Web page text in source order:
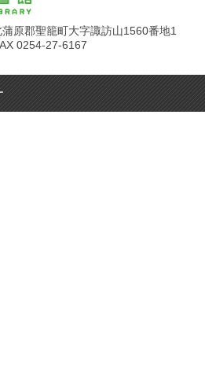
原郡聖籠町大字諏訪山1560番地1
0254-27-6167